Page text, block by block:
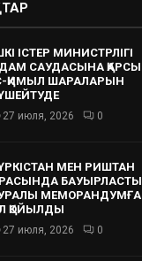
ІСТЕР МИНИСТРЛІГІ
САУДАСЫНА ҚАРСЫ
ҚИМЫЛ ШАРАЛАРЫН
27 июля, 2026 0
МЕН РИШТАН
БАУЫРЛАСТЫҚ
МЕМОРАНДУМҒА
ҚОЙЫЛДЫ
27 июля, 2026 0